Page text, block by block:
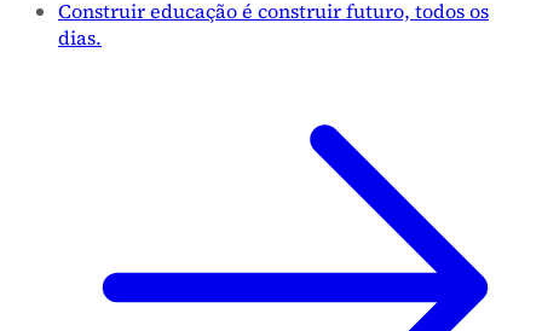
Construir educação é construir futuro, todos os
dias.